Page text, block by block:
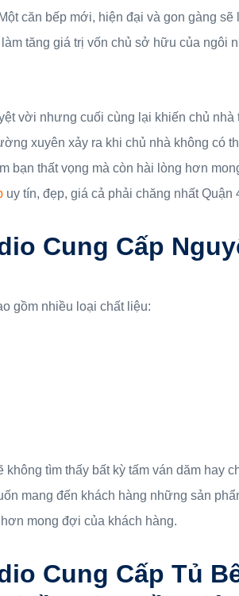
căn bếp mới, hiện đại và gon gàng sẽ
tăng giá trị vốn chủ sở hữu của ngôi
vời nhưng cuối cùng lại khiến chủ
xuyên xảy ra khi chủ nhà không có
bạn thất vọng mà còn hài lòng hơn
uy tín, đẹp, giá cả phải chăng nhất Quận
Cung Cấp
gồm nhiều loại chất liệu:
không tìm thấy bất kỳ tấm ván dăm hay
mang đến khách hàng những sản
mong đợi của khách hàng.
Cung Cấp Tủ